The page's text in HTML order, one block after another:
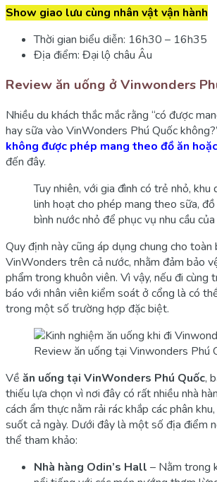
Show giao lưu cùng nhân vật vận hành
Thời gian biểu diễn: 16h30 – 16h35
Địa điểm: Đại lộ châu Âu
Review ăn uống ở Vinwonders
Nhiều du khách thắc mắc rằng “có được
hay sữa vào VinWonders Phú Quốc
không được phép mang theo đồ ăn
đến đây.
Tuy nhiên, với gia đình có trẻ nhỏ, khu
linh hoạt cho phép mang theo sữa,
bình nước nhỏ để phục vụ nhu cầu
Quy định này cũng áp dụng chung cho toàn
VinWonders trên cả nước, nhằm đảm bảo
phẩm trong khuôn viên. Vì vậy, nếu đi cùng
báo với nhân viên kiểm soát ở cổng là có
trong một số trường hợp đặc biệt.
Review ăn uống tại Vinwonders Phú
Về ăn uống tại VinWonders Phú Quốc,
thiếu lựa chọn vì nơi đây có rất nhiều nhà
cách ẩm thực nằm rải rác khắp các phân
suốt cả ngày. Dưới đây là một số địa điểm
thể tham khảo:
Nhà hàng Odin’s Hall – Nằm trong